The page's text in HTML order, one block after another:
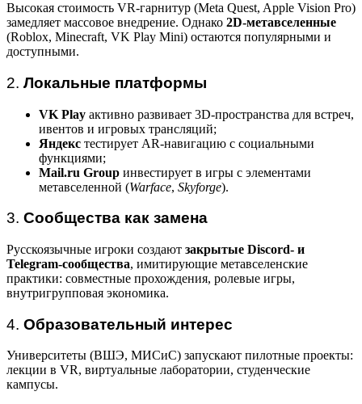
Высокая стоимость VR-гарнитур (Meta Quest, Apple Vision Pro)
замедляет массовое внедрение. Однако 2D-метавселенные
(Roblox, Minecraft, VK Play Mini) остаются популярными и
доступными.
2. Локальные платформы
VK Play активно развивает 3D-пространства для встреч,
ивентов и игровых трансляций;
Яндекс тестирует AR-навигацию с социальными
функциями;
Mail.ru Group инвестирует в игры с элементами
метавселенной (Warface, Skyforge).
3. Сообщества как замена
Русскоязычные игроки создают закрытые Discord- и
Telegram-сообщества, имитирующие метавселенские
практики: совместные прохождения, ролевые игры,
внутригрупповая экономика.
4. Образовательный интерес
Университеты (ВШЭ, МИСиС) запускают пилотные проекты:
лекции в VR, виртуальные лаборатории, студенческие
кампусы.